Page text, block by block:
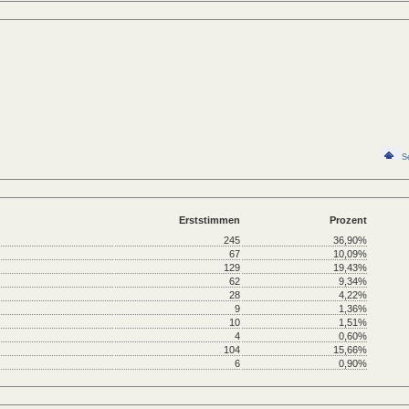
Erststimmen
Prozent
245
36,90%
67
10,09%
129
19,43%
62
9,34%
28
4,22%
9
1,36%
10
1,51%
4
0,60%
104
15,66%
6
0,90%